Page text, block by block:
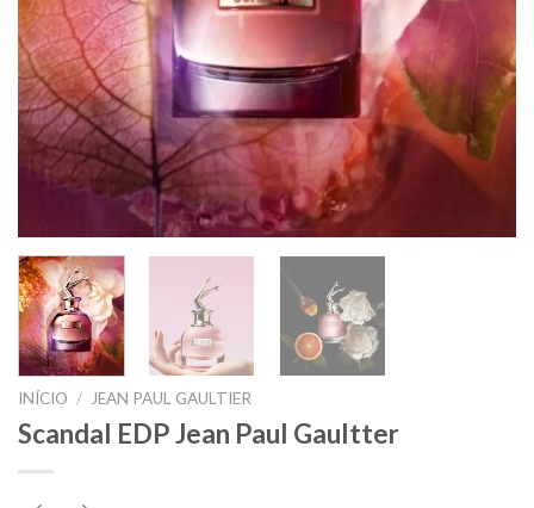
INÍCIO / JEAN PAUL GAULTIER
Scandal EDP Jean Paul Gaultter